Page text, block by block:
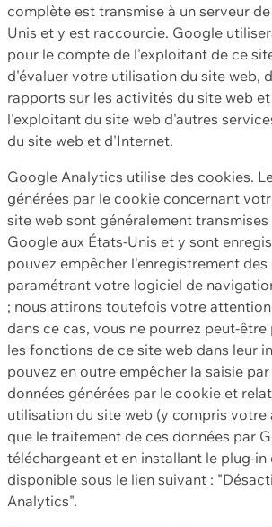
complète est transmise à un serveur
Unis et y est raccourcie. Google
pour le compte de l'exploitant de ce
d'évaluer votre utilisation du site web,
rapports sur les activités du site web
l'exploitant du site web d'autres
du site web et d'Internet.
Google Analytics utilise des cookies.
générées par le cookie concernant
site web sont généralement transmises
Google aux États-Unis et y sont
pouvez empêcher l'enregistrement
paramétrant votre logiciel de
; nous attirons toutefois votre
dans ce cas, vous ne pourrez peut-
les fonctions de ce site web dans leur
pouvez en outre empêcher la saisie
données générées par le cookie et
utilisation du site web (y compris votre
que le traitement de ces données par
téléchargeant et en installant le plug-in
disponible sous le lien suivant :
Analytics".